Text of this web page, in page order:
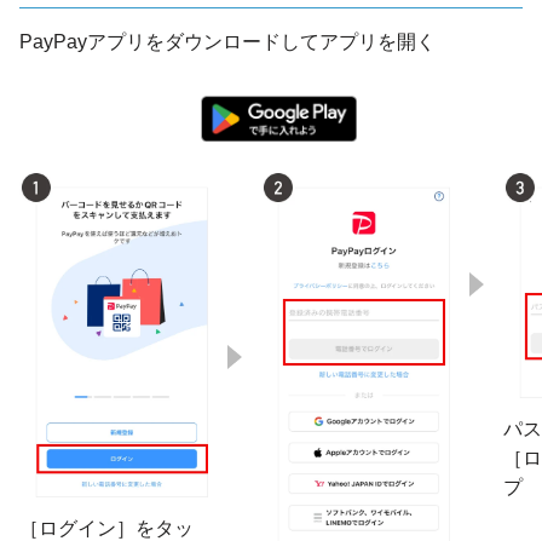
PayPayアプリをダウンロードしてアプリを開く
［ログイン］をタッ
パ
［
プ